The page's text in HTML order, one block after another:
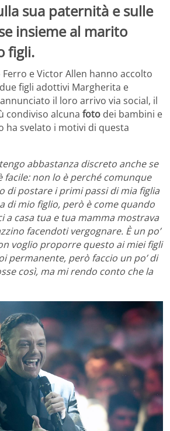
sua paternità e sulle
insieme al marito
figli.
e Victor Allen hanno accolto
figli adottivi Margherita e
il loro arrivo via social, il
condiviso alcuna foto dei bambini e
ha svelato i motivi di questa
abbastanza discreto anche se
facile: non lo è perché comunque
di postare i primi passi di mia figlia
di mio figlio, però è come quando
a casa tua e tua mamma mostrava
facendoti vergognare. È un po’
voglio proporre questo ai miei figli
permanente, però faccio un po’ di
così, ma mi rendo conto che la